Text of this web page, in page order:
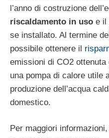
l’anno di costruzione
riscaldamento in uso e il
se installato. Al termine
possibile ottenere il
emissioni di CO2 ottenuta
una pompa di calore utile
produzione dell’acqua
domestico.
Per maggiori